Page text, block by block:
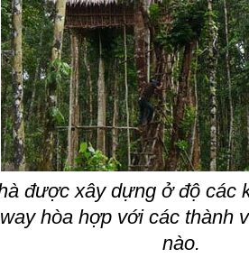
được xây dựng ở độ các
hòa hợp với các thành
nào.